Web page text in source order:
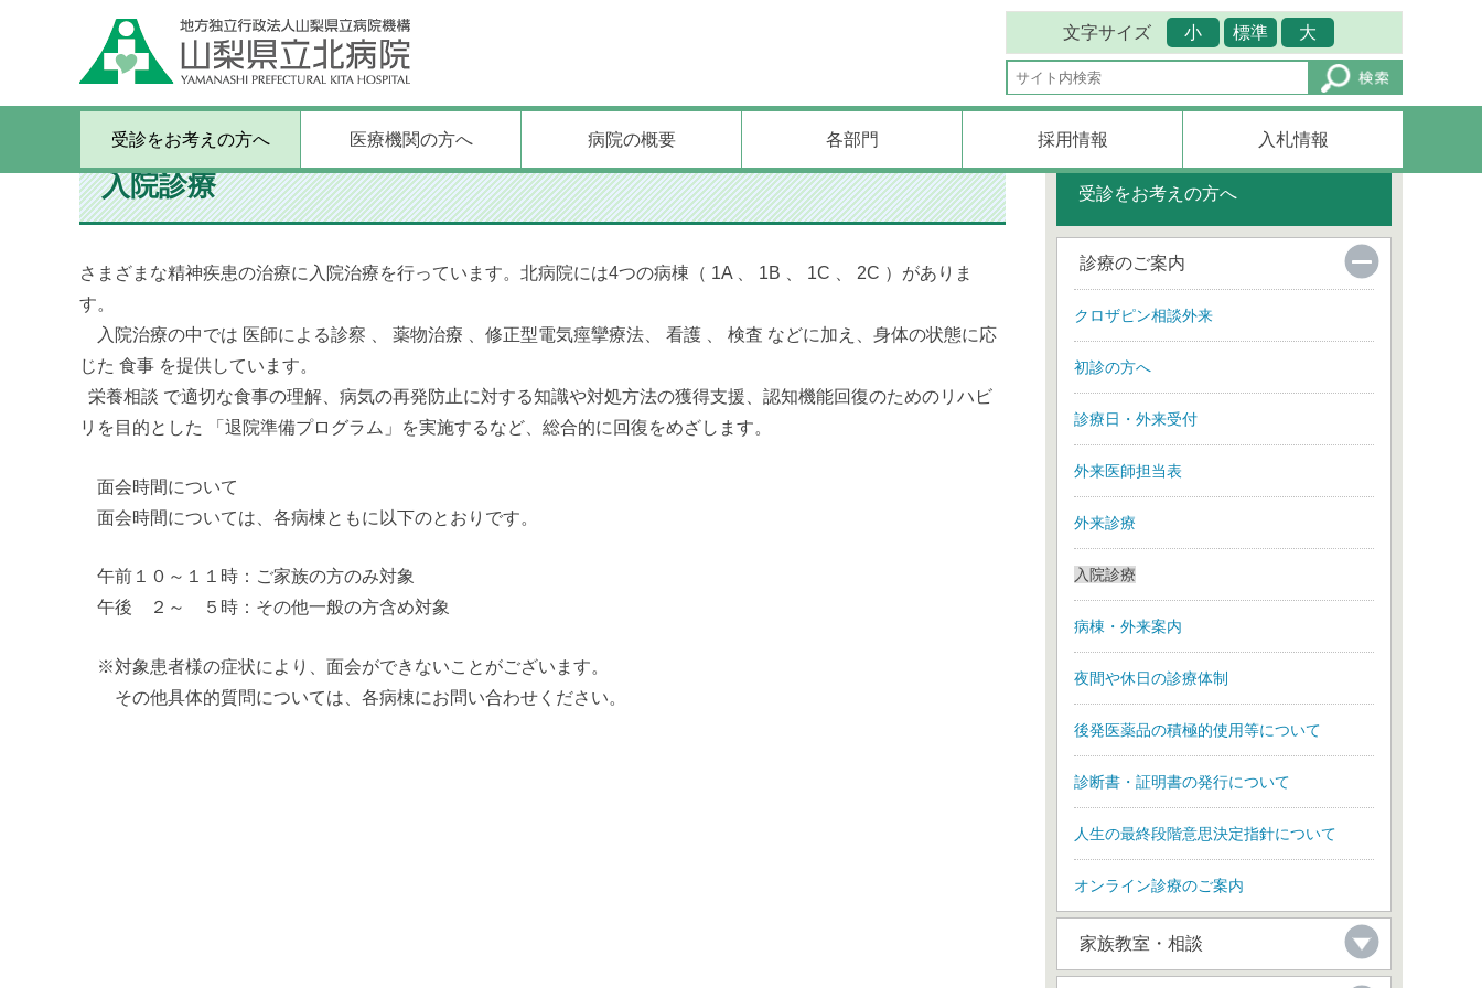
文字サイズ 小 標準 大
受診をお考えの方へ 医療機関の方へ 病院の概要 各部門 採用情報 入札情報
入院診療
さまざまな精神疾患の治療に入院治療を行っています。北病院には4つの病棟（ 1A 、 1B 、 1C 、 2C ）がありま
す。
入院治療の中では 医師による診察 、 薬物治療 、修正型電気痙攣療法、 看護 、 検査 などに加え、身体の状態に応
じた 食事 を提供しています。
栄養相談 で適切な食事の理解、病気の再発防止に対する知識や対処方法の獲得支援、認知機能回復のためのリハビ
リを目的とした 「退院準備プログラム」を実施するなど、総合的に回復をめざします。
面会時間について
面会時間については、各病棟ともに以下のとおりです。
午前１０～１１時：ご家族の方のみ対象
午後 ２～ ５時：その他一般の方含め対象
※対象患者様の症状により、面会ができないことがございます。
その他具体的質問については、各病棟にお問い合わせください。
受診をお考えの方へ
診療のご案内
クロザピン相談外来
初診の方へ
診療日・外来受付
外来医師担当表
外来診療
入院診療
病棟・外来案内
夜間や休日の診療体制
後発医薬品の積極的使用等について
診断書・証明書の発行について
人生の最終段階意思決定指針について
オンライン診療のご案内
家族教室・相談